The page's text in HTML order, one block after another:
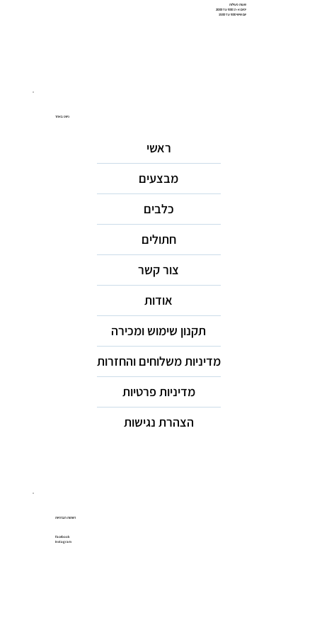
שעות פעילות
ימים א-ה: 9:00 עד 20:00
יום שישי 9:00 עד 15:00
ניווט באתר
ראשי
מבצעים
כלבים
חתולים
צור קשר
אודות
תקנון שימוש ומכירה
מדיניות משלוחים והחזרות
מדיניות פרטיות
הצהרת נגישות
רשתות חברתיות
Facebook
Instagram